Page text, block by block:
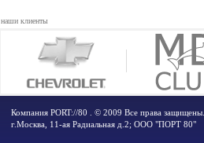
предыдущий
наши клиенты
Компания PORT://80 . © 2009 Все права
г.Москва 11-ая Радиальная д.2; ООО "ПОРТ 80"